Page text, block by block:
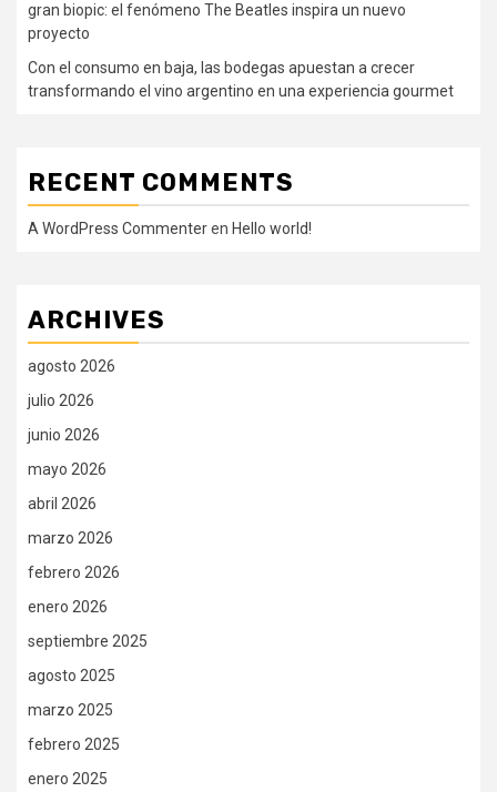
gran biopic: el fenómeno The Beatles inspira un nuevo
proyecto
Con el consumo en baja, las bodegas apuestan a crecer
transformando el vino argentino en una experiencia gourmet
RECENT COMMENTS
A WordPress Commenteren Hello world!
ARCHIVES
agosto 2026
julio 2026
junio 2026
mayo 2026
abril 2026
marzo 2026
febrero 2026
enero 2026
septiembre 2025
agosto 2025
marzo 2025
febrero 2025
enero 2025